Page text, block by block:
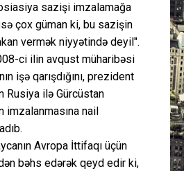
sazişi imzalamağa
çox güman ki, bu sazişin
vermək niyyətində deyil".
ci ilin avqust müharibəsi
işə qarışdığını, prezident
Rusiya ilə Gürcüstan
imzalanmasına nail
Avropa İttifaqı üçün
bəhs edərək qeyd edir ki,